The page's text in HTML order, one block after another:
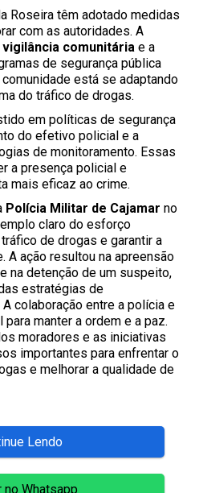
Roseira têm adotado medidas
com as autoridades. A
comunitária e a
de segurança pública
está se adaptando
do tráfico de drogas.
em políticas de segurança
do efetivo policial e a
de monitoramento. Essas
a presença policial e
mais eficaz ao crime.
Polícia Militar de Cajamar no
claro do esforço
de drogas e garantir a
A ação resultou na apreensão
na detenção de um suspeito,
estratégias de
colaboração entre a polícia e
manter a ordem e a paz.
moradores e as iniciativas
importantes para enfrentar o
e melhorar a qualidade de
Lendo
no Whatsapp